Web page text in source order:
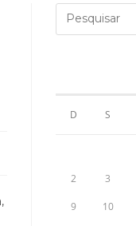
D S
2 3
9 10